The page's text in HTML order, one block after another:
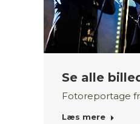
Se alle
Fotoreportage
Læs mere